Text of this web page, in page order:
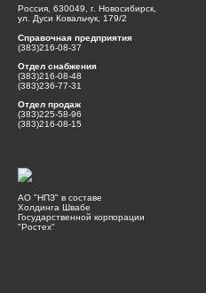
Россия, 630049, г. Новосибирск,
ул. Дуси Ковальчук, 179/2
Справочная предприятия
(383)216-08-37
Отдел снабжения
(383)216-08-48
(383)236-77-31
Отдел продаж
(383)225-58-96
(383)216-08-15
АО "НПЗ" в составе
Холдинга Швабе
Государственной корпорации
"Ростех"